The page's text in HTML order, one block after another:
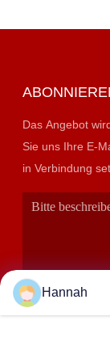
Das Angebot
Sie uns Ihre E-
in Verbindung
präsentieren
Hannah